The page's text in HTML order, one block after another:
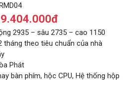
2935 – sâu 2735 – cao 1150
tháng theo tiêu chuẩn của nhà
Phát
bàn phím, hộc CPU, Hệ thống hộp